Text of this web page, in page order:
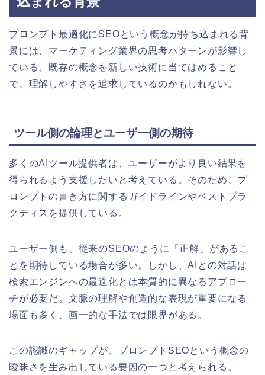
プロンプト最適化にSEOという概念が持ち込まれる背
景には、マーケティング業界の思考パターンが影響し
ている。既存の概念を新しい技術に当てはめること
で、理解しやすさを追求しているのかもしれない。
ツール側の論理とユーザー側の期待
多くのAIツール提供者は、ユーザーがより良い結果を
得られるよう支援したいと考えている。そのため、プ
ロンプトの書き方に関するガイドラインやベストプラ
クティスを提供している。
ユーザー側も、従来のSEOのように「正解」があるこ
とを期待している場合が多い。しかし、AIとの対話は
検索エンジンへの最適化とは本質的に異なるアプロー
チが必要だ。文脈の理解や創造的な表現が重要になる
場面も多く、画一的な手法では限界がある。
この認識のギャップが、プロンプトSEOという概念の
曖昧さを生み出している要因の一つと考えられる。